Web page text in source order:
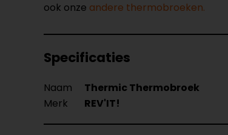
ook onze andere thermobroeken.
Specificaties
Naam Thermic Thermobroek
Merk
REV'IT!